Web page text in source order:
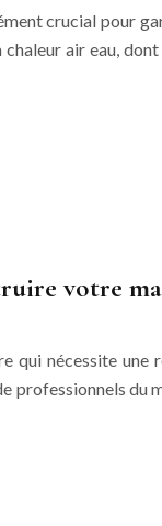
crucial pour
air eau,
votre
qui nécessite
professionnels du